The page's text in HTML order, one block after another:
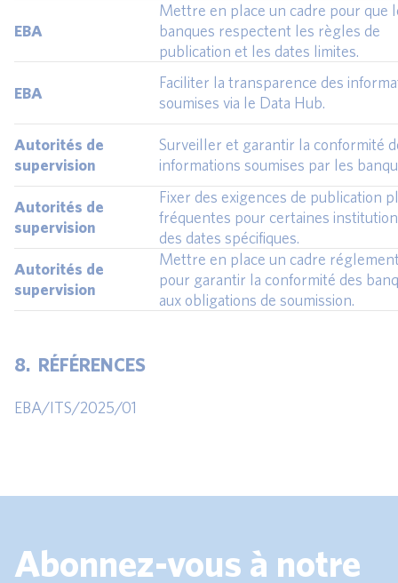
EBA
Mettre en place un cadre pour que
banques respectent les règles de
publication et les dates limites.
EBA
Faciliter la transparence des
soumises via le Data Hub.
Autorités de
supervision
Surveiller et garantir la conformité
informations soumises par les
Autorités de
supervision
Fixer des exigences de publication
fréquentes pour certaines
des dates spécifiques.
Autorités de
supervision
Mettre en place un cadre
pour garantir la conformité des
aux obligations de soumission.
8. RÉFÉRENCES
EBA/ITS/2025/01
Abonnez-vous à notre